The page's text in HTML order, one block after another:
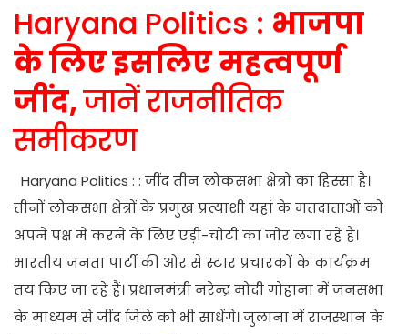
Haryana Politics : भाजपा
के लिए इसलिए महत्वपूर्ण
जींद,जानें राजनीतिक
समीकरण
Haryana Politics : : जींद तीन लोकसभा क्षेत्रों का हिस्सा है।
तीनों लोकसभा क्षेत्रों के प्रमुख प्रत्याशी यहां के मतदाताओं को
अपने पक्ष में करने के लिए एड़ी-चोटी का जोर लगा रहे हैं।
भारतीय जनता पार्टी की ओर से स्टार प्रचारकों के कार्यक्रम
तय किए जा रहे हैं। प्रधानमंत्री नरेन्द्र मोदी गोहाना में जनसभा
के माध्यम से जींद जिले को भी साधेंगे। जुलाना में राजस्थान के